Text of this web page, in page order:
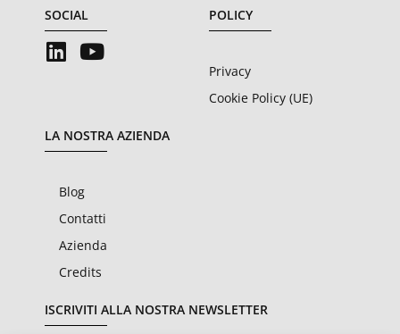
SOCIAL POLICY
Privacy
Cookie Policy (UE)
LA NOSTRA AZIENDA
Blog
Contatti
Azienda
Credits
ISCRIVITI ALLA NOSTRA NEWSLETTER